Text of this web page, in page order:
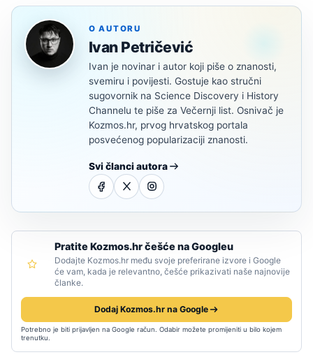
O AUTORU
Ivan Petričević
Ivan je novinar i autor koji piše o znanosti,
svemiru i povijesti. Gostuje kao stručni
sugovornik na Science Discovery i History
Channelu te piše za Večernji list. Osnivač je
Kozmos.hr, prvog hrvatskog portala
posvećenog popularizaciji znanosti.
Svi članci autora
Pratite Kozmos.hr češće na Googleu
Dodajte Kozmos.hr među svoje preferirane izvore i Google
će vam, kada je relevantno, češće prikazivati naše najnovije
članke.
Dodaj Kozmos.hr na Google
Potrebno je biti prijavljen na Google račun. Odabir možete promijeniti u bilo kojem
trenutku.